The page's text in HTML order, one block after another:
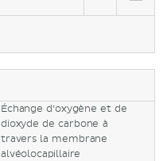
Échange d’oxygène et de
dioxyde de carbone à
travers la membrane
alvéolocapillaire